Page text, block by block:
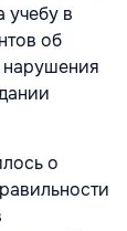
учебу в
об
о